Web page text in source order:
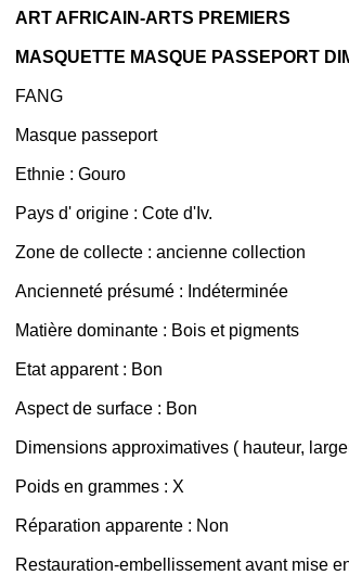
ART AFRICAIN-ARTS PREMIERS
MASQUETTE MASQUE PASSEPORT
FANG
Masque passeport
Ethnie : Gouro
Pays d' origine : Cote d'Iv.
Zone de collecte : ancienne collection
Ancienneté présumé : Indéterminée
Matière dominante : Bois et pigments
Etat apparent : Bon
Aspect de surface : Bon
Dimensions approximatives ( hauteur,
Poids en grammes : X
Réparation apparente : Non
Restauration-embellissement avant mise